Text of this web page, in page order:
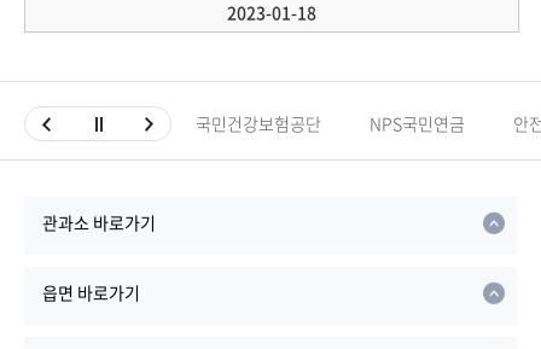
2023-01-18
국민건강보험공단 NPS국민연금 안
관과소 바로가기
읍면 바로가기